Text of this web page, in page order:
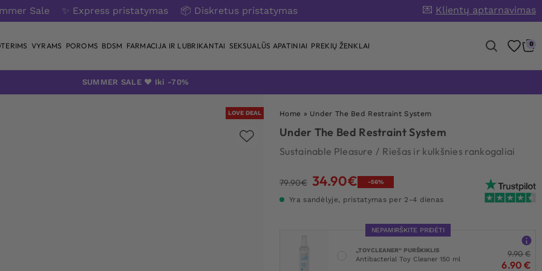
Sale ✨ Express pristatymas 📦 Diskretus pristatymas 💌 Klientų aptarnavimas
VYRAMS POROMS BDSM FARMACIJA IR LUBRIKANTAI SEKSUALŪS APATINIAI PREKIŲ ŽENKLAI 0
SUMMER SALE ❤️ Iki -70%
LOVE DEAL Home » Under The Bed Restraint System
Under The Bed Restraint System
Sustainable Pleasure / Riešas ir kulkšnies rankogaliai
79.90€ Original
was:
34.90€Current
-56%
Yra sandėlyje, pristatymas per 2-4 dienas
NEPAMIRŠKITE PRIDĖTI
„TOYCLEANER“ PURŠKIKLIS
Antibacterial Toy Cleaner 150 ml
9.90€
6.90 €